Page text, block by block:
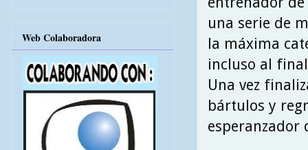
una serie de
la máxima
incluso al
Una vez
bártulos y
esperanzador
Web Colaboradora